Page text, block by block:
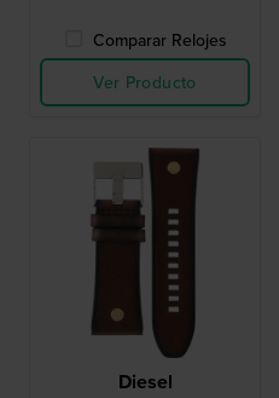
Comparar Relojes
Ver Producto
Diesel